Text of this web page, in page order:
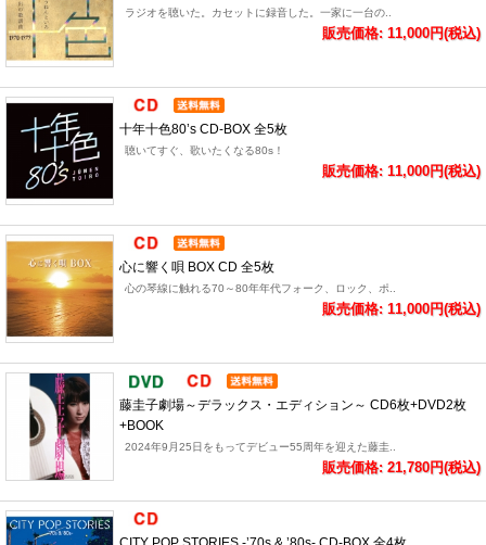
ラジオを聴いた。カセットに録音した。一家に一台の..
販売価格: 11,000円(税込)
十年十色80’s CD-BOX 全5枚
聴いてすぐ、歌いたくなる80s！
販売価格: 11,000円(税込)
心に響く唄 BOX CD 全5枚
心の琴線に触れる70～80年年代フォーク、ロック、ポ..
販売価格: 11,000円(税込)
藤圭子劇場～デラックス・エディション～ CD6枚+DVD2枚
+BOOK
2024年9月25日をもってデビュー55周年を迎えた藤圭..
販売価格: 21,780円(税込)